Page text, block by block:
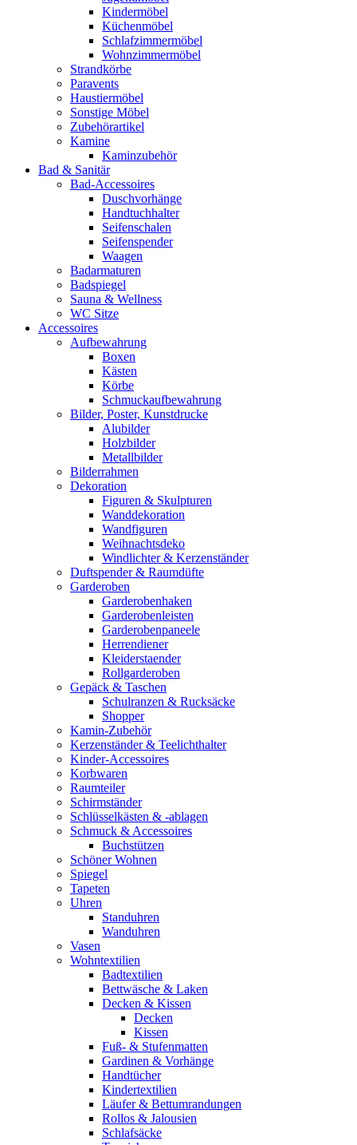
Kindermöbel
Küchenmöbel
Schlafzimmermöbel
Wohnzimmermöbel
Strandkörbe
Paravents
Haustiermöbel
Sonstige Möbel
Zubehörartikel
Kamine
Kaminzubehör
Bad & Sanitär
Bad-Accessoires
Duschvorhänge
Handtuchhalter
Seifenschalen
Seifenspender
Waagen
Badarmaturen
Badspiegel
Sauna & Wellness
WC Sitze
Accessoires
Aufbewahrung
Boxen
Kästen
Körbe
Schmuckaufbewahrung
Bilder, Poster, Kunstdrucke
Alubilder
Holzbilder
Metallbilder
Bilderrahmen
Dekoration
Figuren & Skulpturen
Wanddekoration
Wandfiguren
Weihnachtsdeko
Windlichter & Kerzenständer
Duftspender & Raumdüfte
Garderoben
Garderobenhaken
Garderobenleisten
Garderobenpaneele
Herrendiener
Kleiderstaender
Rollgarderoben
Gepäck & Taschen
Schulranzen & Rucksäcke
Shopper
Kamin-Zubehör
Kerzenständer & Teelichthalter
Kinder-Accessoires
Korbwaren
Raumteiler
Schirmständer
Schlüsselkästen & -ablagen
Schmuck & Accessoires
Buchstützen
Schöner Wohnen
Spiegel
Tapeten
Uhren
Standuhren
Wanduhren
Vasen
Wohntextilien
Badtextilien
Bettwäsche & Laken
Decken & Kissen
Decken
Kissen
Fuß- & Stufenmatten
Gardinen & Vorhänge
Handtücher
Kindertextilien
Läufer & Bettumrandungen
Rollos & Jalousien
Schlafsäcke